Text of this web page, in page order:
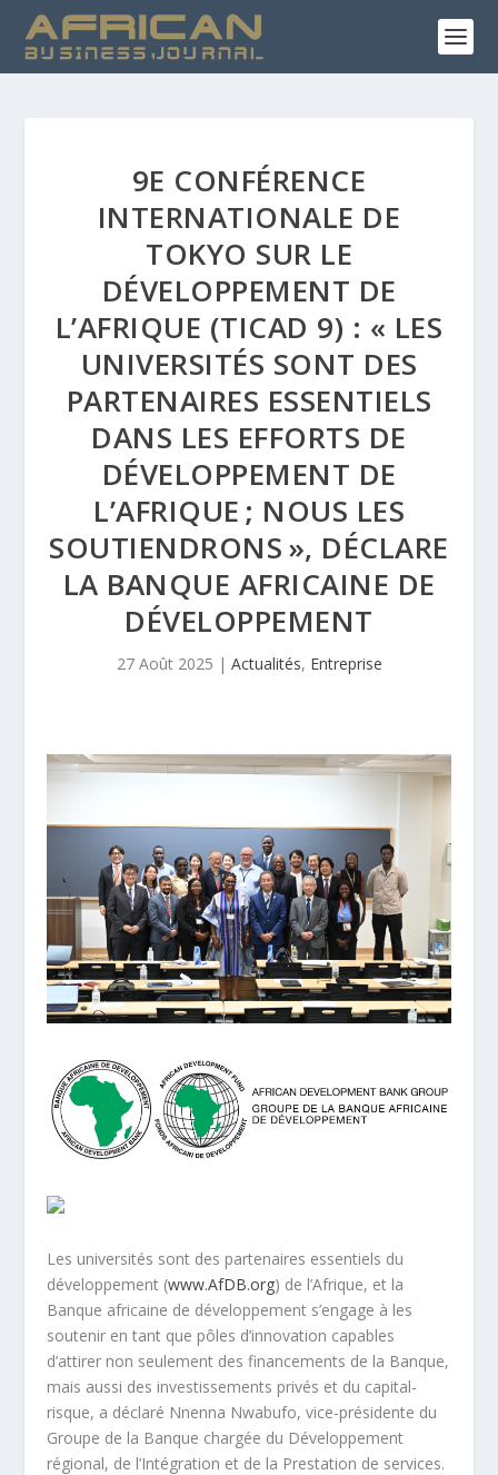
9E CONFÉRENCE
INTERNATIONALE DE
TOKYO SUR LE
DÉVELOPPEMENT DE
L’AFRIQUE (TICAD 9) : « LES
UNIVERSITÉS SONT DES
PARTENAIRES ESSENTIELS
DANS LES EFFORTS DE
DÉVELOPPEMENT DE
L’AFRIQUE ; NOUS LES
SOUTIENDRONS », DÉCLARE
LA BANQUE AFRICAINE DE
DÉVELOPPEMENT
27 Août 2025 | Actualités, Entreprise
Les universités sont des partenaires essentiels du
développement (www.AfDB.org) de l’Afrique, et la
Banque africaine de développement s’engage à les
soutenir en tant que pôles d’innovation capables
d’attirer non seulement des financements de la Banque,
mais aussi des investissements privés et du capital-
risque, a déclaré Nnenna Nwabufo, vice-présidente du
Groupe de la Banque chargée du Développement
régional, de l’Intégration et de la Prestation de services.